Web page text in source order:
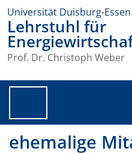
Universität Duisburg-Essen
Lehrstuhl für
Prof. Dr. Christoph Weber
ehemalige